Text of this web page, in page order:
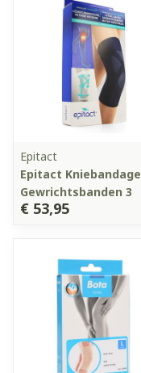
Epitact
Epitact Kniebandage
Gewrichtsbanden 3
€ 53,95